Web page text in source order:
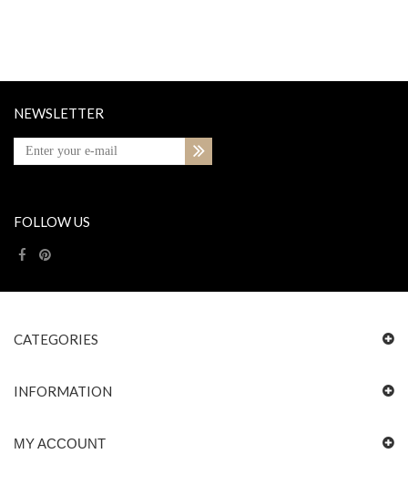
NEWSLETTER
FOLLOW US
CATEGORIES
INFORMATION
MY ACCOUNT